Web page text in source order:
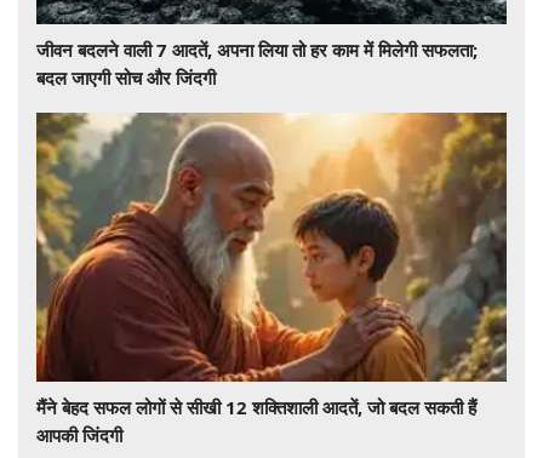
जीवन बदलने वाली 7 आदतें, अपना लिया तो हर काम में मिलेगी सफलता;
बदल जाएगी सोच और जिंदगी
मैंने बेहद सफल लोगों से सीखी 12 शक्तिशाली आदतें, जो बदल सकती हैं
आपकी जिंदगी